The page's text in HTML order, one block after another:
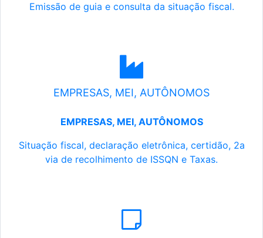
Emissão de guia e consulta da situação fiscal.
EMPRESAS, MEI, AUTÔNOMOS
EMPRESAS, MEI, AUTÔNOMOS
Situação fiscal, declaração eletrônica, certidão, 2a
via de recolhimento de ISSQN e Taxas.